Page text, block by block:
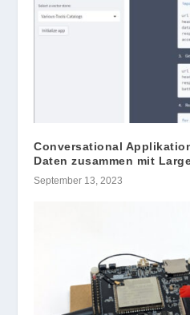
Conversational
Daten zusammen mit
September 13, 2023